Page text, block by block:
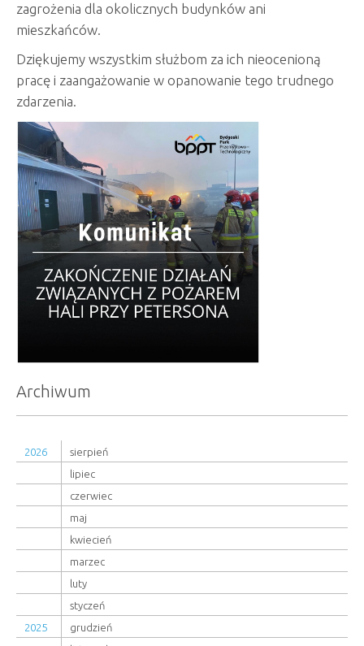
zagrożenia dla okolicznych budynków ani
mieszkańców.
Dziękujemy wszystkim służbom za ich nieocenioną
pracę i zaangażowanie w opanowanie tego trudnego
zdarzenia.
Archiwum
2026
sierpień
lipiec
czerwiec
maj
kwiecień
marzec
luty
styczeń
2025
grudzień